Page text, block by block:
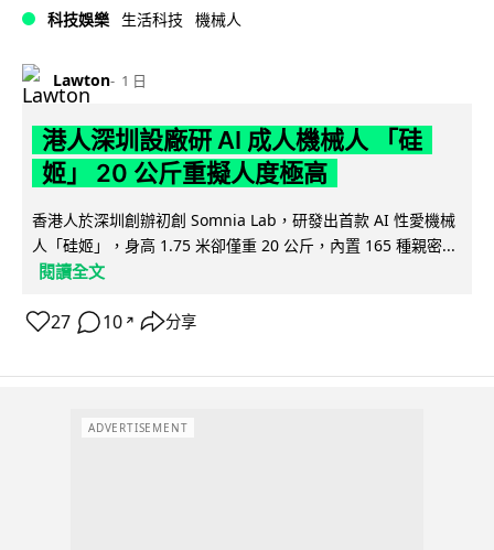
科技娛樂 生活科技 機械人
Lawton 1 日
港人深圳設廠研 AI 成人機械人 「硅
姬」 20 公斤重擬人度極高
香港人於深圳創辦初創 Somnia Lab，研發出首款 AI 性愛機械
人「硅姬」，身高 1.75 米卻僅重 20 公斤，內置 165 種親密...
閱讀全文
27 10 ↗ 分享
ADVERTISEMENT